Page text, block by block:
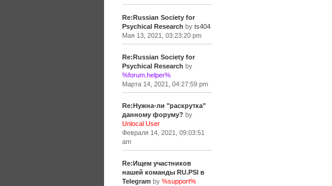
Re:Russian Society for
Psychical Research by ts404
Мая 13, 2021, 03:23:20 pm
Re:Russian Society for
Psychical Research by
%forum.helper%
Марта 14, 2021, 04:27:59 pm
Re:Нужна-ли "раскрутка"
данному форуму? by
Unlocal User
Февраля 14, 2021, 09:03:51
am
Re:Ищем участников
нашей команды RU.PSI в
Telegram by %support%